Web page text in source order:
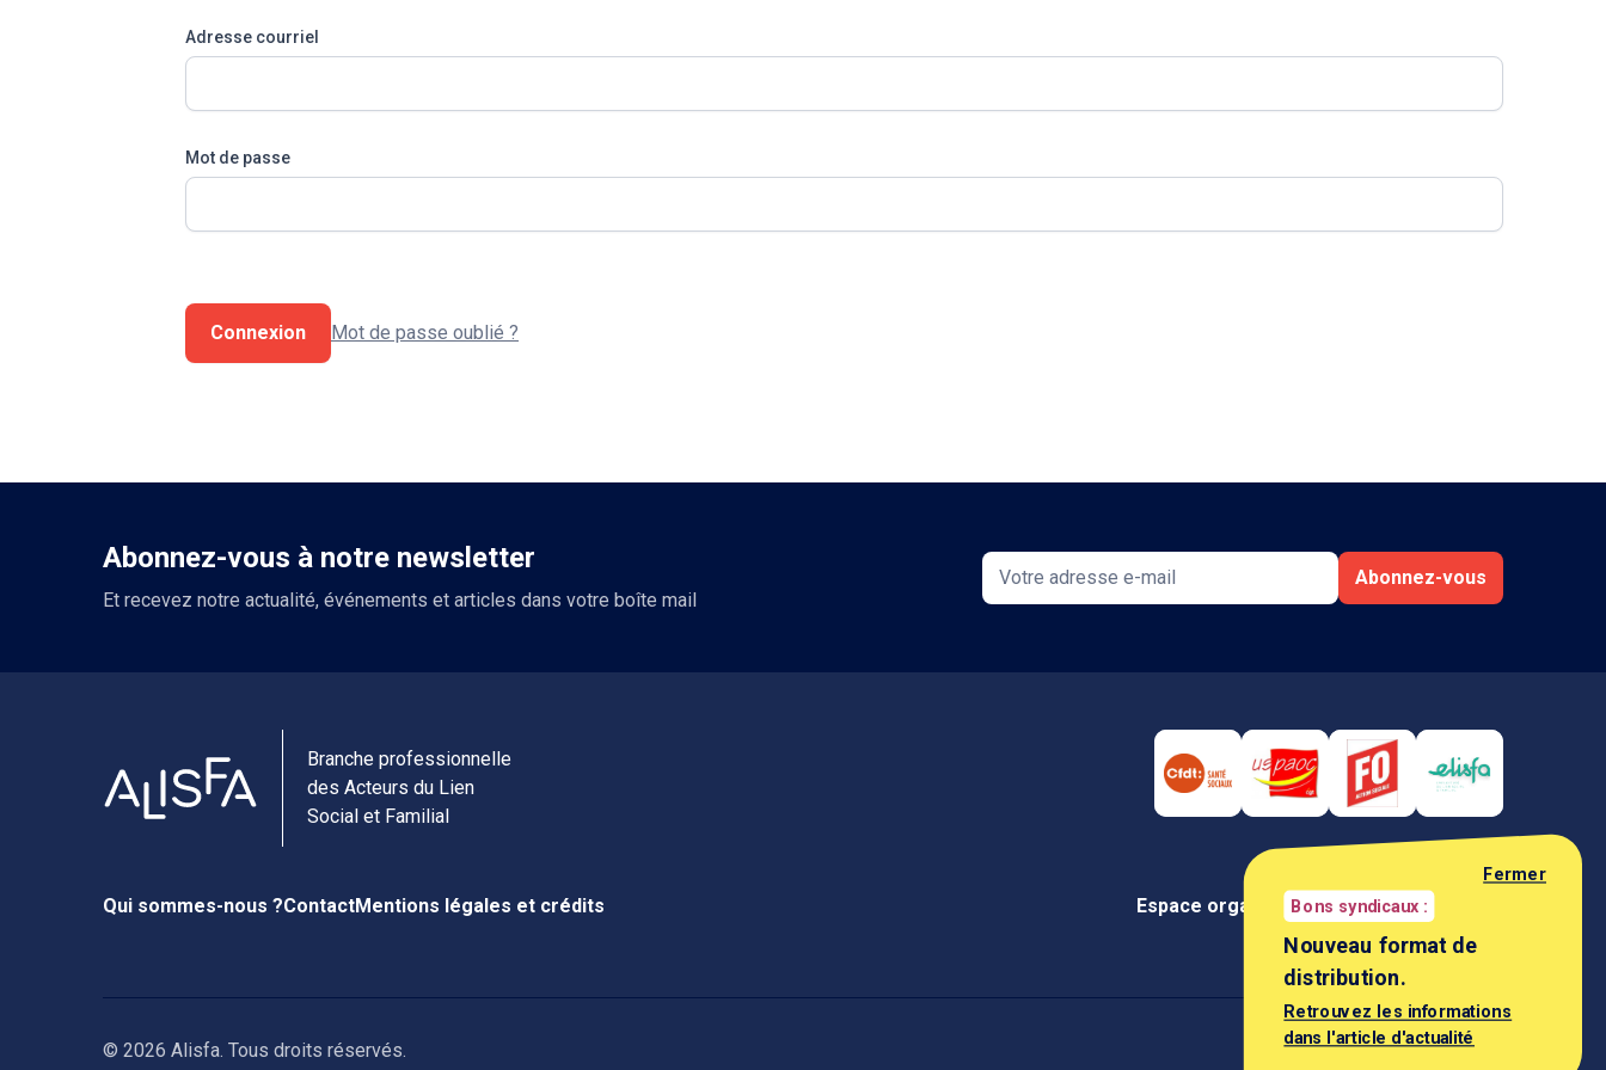
Adresse courriel
Mot de passe
Connexion Mot de passe oublié ?
Abonnez-vous à notre newsletter
Et recevez notre actualité, événements et articles dans votre boîte mail
Abonnez-vous
Branche professionnelle
des Acteurs du Lien
Social et Familial
Qui sommes-nous ?ContactMentions légales et crédits Espace organisationEspace négociateur
© 2026 Alisfa. Tous droits réservés.
Fermer
Bons syndicaux :
Nouveau format de
distribution.
Retrouvez les informations
dans l'article d'actualité